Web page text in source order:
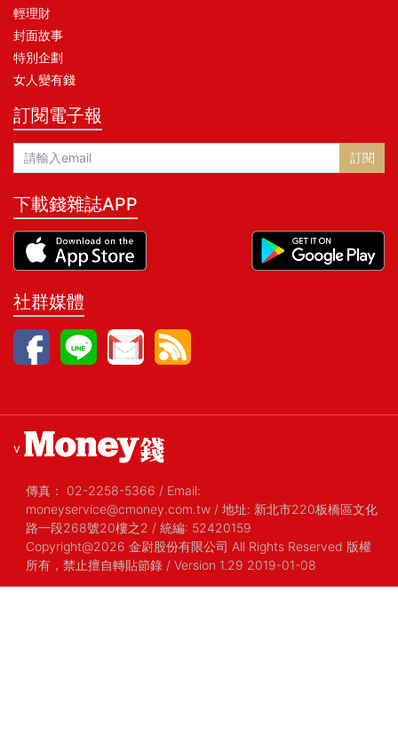
輕理財
封面故事
特別企劃
女人變有錢
訂閱電子報
訂閱
下載錢雜誌APP
社群媒體
v
傳真： 02-2258-5366 / Email:
moneyservice@cmoney.com.tw / 地址: 新北市220板橋區文化
路一段268號20樓之2 / 統編: 52420159
Copyright@2026 金尉股份有限公司 All Rights Reserved 版權
所有，禁止擅自轉貼節錄 / Version 1.29 2019-01-08